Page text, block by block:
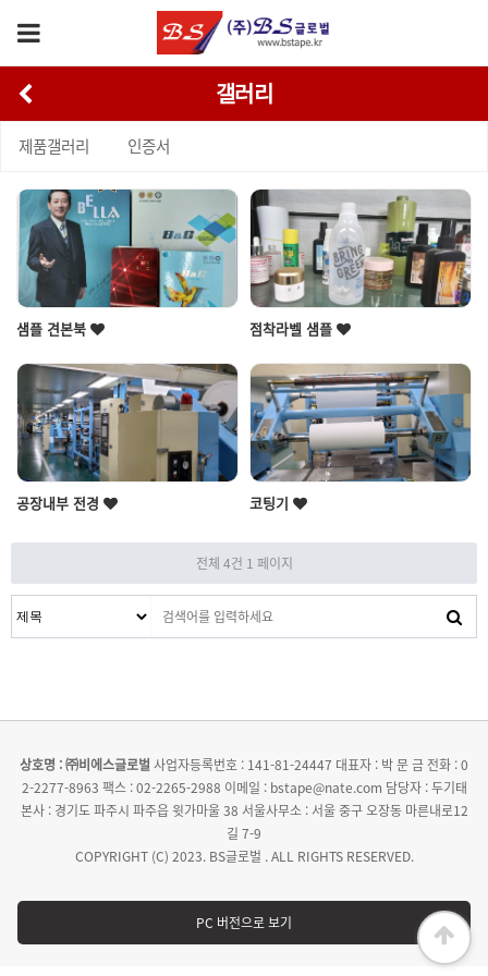
갤러리
제품갤러리 인증서
샘플 견본북 점착라벨 샘플
공장내부 전경 코팅기
전체 4건 1 페이지
상호명 : ㈜비에스글로벌 사업자등록번호 : 141-81-24447 대표자 : 박 문 금 전화 : 0
2-2277-8963 팩스 : 02-2265-2988 이메일 : bstape@nate.com 담당자 : 두기태
본사 : 경기도 파주시 파주읍 윗가마울 38 서울사무소 : 서울 중구 오장동 마른내로12
길 7-9
COPYRIGHT (C) 2023. BS글로벌 . ALL RIGHTS RESERVED.
PC 버전으로 보기